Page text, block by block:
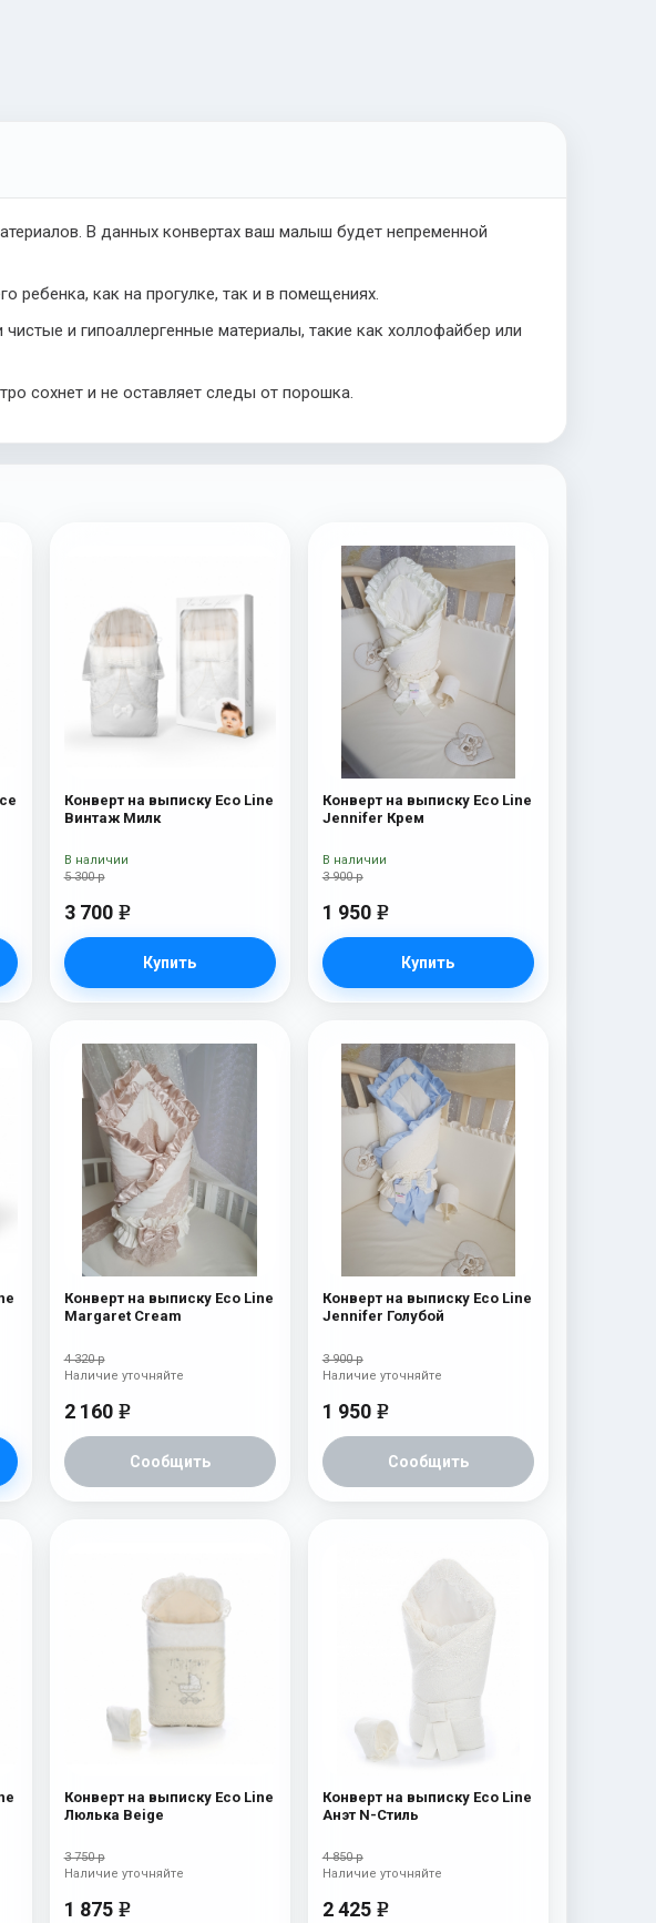
В данных конвертах ваш малыш будет непременной
ребенка, как на прогулке, так и в помещениях.
и гипоаллергенные материалы, такие как холлофайбер или
сохнет и не оставляет следы от порошка.
Конверт на выписку Eco Line
Винтаж Милк
5 300 р
3 700 e
Купить
В наличии
Конверт на выписку Eco Line
Jennifer Крем
3 900 р
1 950 e
Купить
В наличии
Конверт на выписку Eco Line
Margaret Cream
4 320 р
2 160 e
Сообщить
Наличие уточняйте
Конверт на выписку Eco Line
Jennifer Голубой
3 900 р
1 950 e
Сообщить
Наличие уточняйте
Конверт на выписку Eco Line
Люлька Beige
3 750 р
1 875 e
Наличие уточняйте
Конверт на выписку Eco Line
Анэт N-Стиль
4 850 р
2 425 e
Наличие уточняйте